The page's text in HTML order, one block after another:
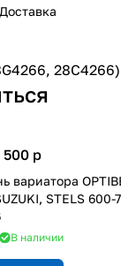
Доставка
28C4266)
500 p
вариатора
STELS
В наличии